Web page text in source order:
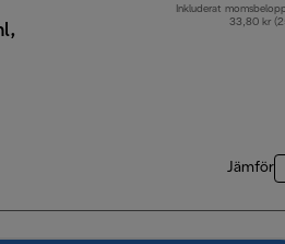
Inkluderat
33,80 kr
Jämför